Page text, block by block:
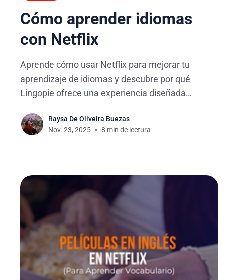
Cómo aprender idiomas
con Netflix
Aprende cómo usar Netflix para mejorar tu
aprendizaje de idiomas y descubre por qué
Lingopie ofrece una experiencia diseñada
Raysa De Oliveira Buezas
Nov. 23, 2025
8 min de lectura